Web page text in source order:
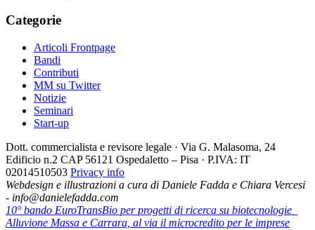
Categorie
Articoli Frontpage
Bandi
Contributi
MM su Twitter
Notizie
Seminari
Start-up
Dott. commercialista e revisore legale · Via G. Malasoma, 24
Edificio n.2 CAP 56121 Ospedaletto – Pisa · P.IVA: IT
02014510503 Privacy info
Webdesign e illustrazioni a cura di Daniele Fadda e Chiara Vercesi
- info@danielefadda.com
10° bando EuroTransBio per progetti di ricerca su biotecnologie
Alluvione Massa e Carrara, al via il microcredito per le imprese